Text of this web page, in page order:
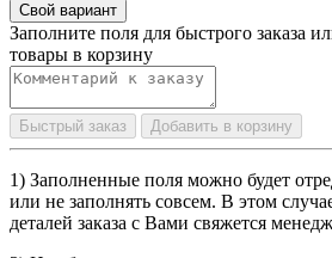
Свой вариант
Заполните поля для быстрого заказа
товары в корзину
Быстрый заказ Добавить в корзину
1) Заполненные поля можно будет
или не заполнять совсем. В этом
деталей заказа с Вами свяжется